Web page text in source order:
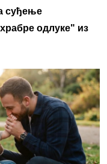
суђење
одлуке" из